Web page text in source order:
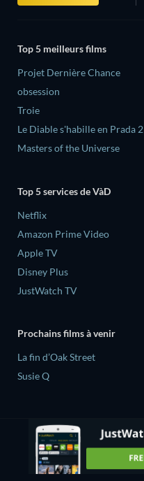
Top 5 meilleurs films
Projet Dernière Chance
obsession
Troie
Le Diable s'habille en Prada 2
Masters of the Universe
Top 5 services de VàD
Netflix
Amazon Prime Video
Apple TV
Disney Plus
JustWatch TV
Prochains films à venir
La fin d’Oak Street
Susie Q